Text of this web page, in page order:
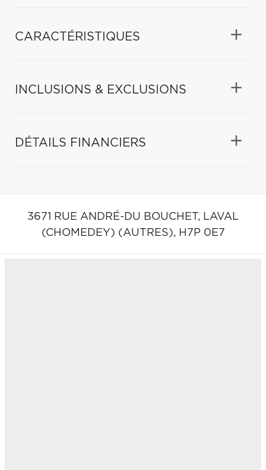
CARACTÉRISTIQUES
INCLUSIONS & EXCLUSIONS
DÉTAILS FINANCIERS
3671 RUE ANDRÉ-DU BOUCHET, LAVAL
(CHOMEDEY) (AUTRES), H7P 0E7